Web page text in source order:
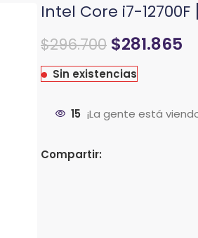
Intel Core i7-12700F
El
precio
original
$341.205.
$296.700El
precio
actual
$296.700.
$281.865
Sin existencias
15 ¡La gente está
Compartir: